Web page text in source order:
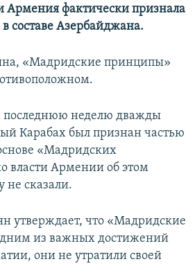
фактически признала
составе Азербайджана.
«Мадридские принципы»
неделю дважды
Карабах был признан частью
«Мадридских
власти Армении об этом
не сказали.
утверждает, что «Мадридские
из важных достижений
они не утратили своей